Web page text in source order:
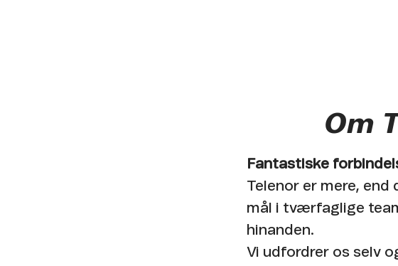
Om
Fantastiske
Telenor er mere, end
mål i tværfaglige
hinanden.​
Vi udfordrer os selv